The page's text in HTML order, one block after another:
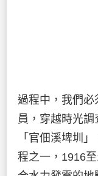
過程中，我們必
員，穿越時光
「官佃溪埤圳
程之一，1916